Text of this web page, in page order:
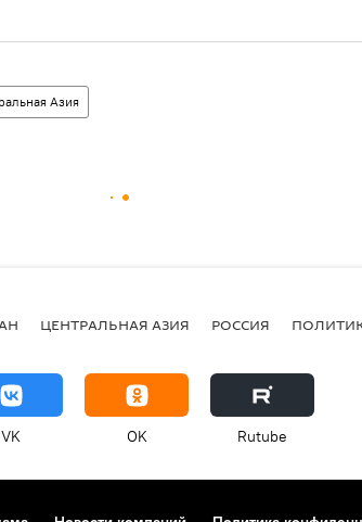
Азия
ЦЕНТРАЛЬНАЯ АЗИЯ РОССИЯ
VK OK Rutube